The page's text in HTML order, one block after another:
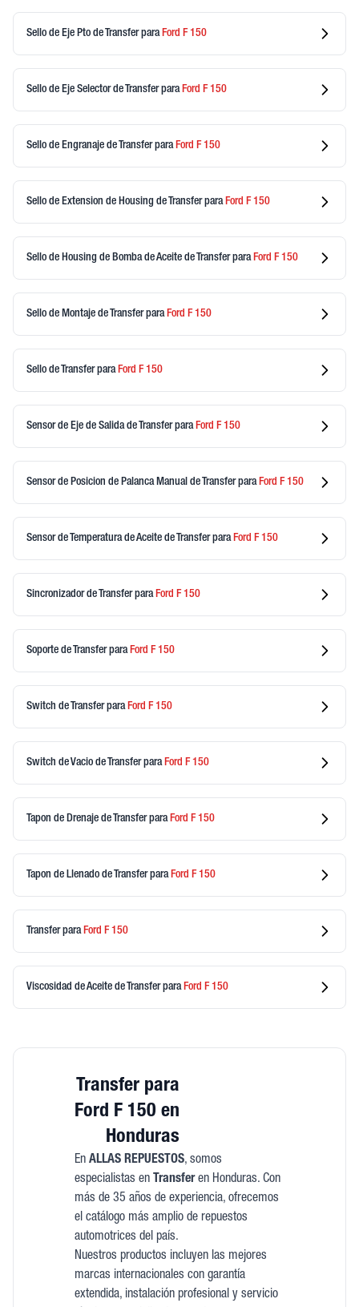
Sello de Eje Pto de Transferpara Ford F 150
Sello de Eje Selector de Transferpara Ford F 150
Sello de Engranaje de Transferpara Ford F 150
Sello de Extension de Housing de Transferpara Ford F 150
Sello de Housing de Bomba de Aceite de Transferpara Ford F 150
Sello de Montaje de Transferpara Ford F 150
Sello de Transferpara Ford F 150
Sensor de Eje de Salida de Transferpara Ford F 150
Sensor de Posicion de Palanca Manual de Transferpara Ford F 150
Sensor de Temperatura de Aceite de Transferpara Ford F 150
Sincronizador de Transferpara Ford F 150
Soporte de Transferpara Ford F 150
Switch de Transferpara Ford F 150
Switch de Vacio de Transferpara Ford F 150
Tapon de Drenaje de Transferpara Ford F 150
Tapon de Llenado de Transferpara Ford F 150
Transferpara Ford F 150
Viscosidad de Aceite de Transferpara Ford F 150
Transfer para
Ford F 150 en
Honduras
En ALLAS REPUESTOS, somos
especialistas en Transferen Honduras. Con
más de 35 años de experiencia, ofrecemos
el catálogo más amplio de repuestos
automotrices del país.
Nuestros productos incluyen las mejores
marcas internacionales con garantía
extendida, instalación profesional y servicio